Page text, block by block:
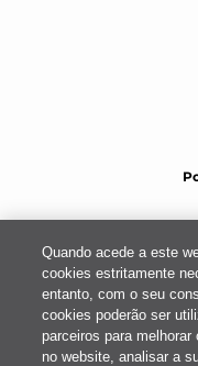
Quando acede a este
cookies estritamente
entanto, com o seu
cookies poderão ser
parceiros para
no website, analisar a